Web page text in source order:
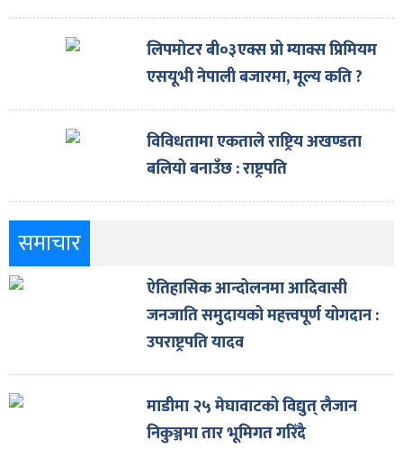
लिपमोटर बी०३एक्स प्रो म्याक्स प्रिमियम
एसयूभी नेपाली बजारमा, मूल्य कति ?
विविधतामा एकताले राष्ट्रिय अखण्डता
बलियो बनाउँछ : राष्ट्रपति
समाचार
ऐतिहासिक आन्दोलनमा आदिवासी
जनजाति समुदायको महत्त्वपूर्ण योगदान :
उपराष्ट्रपति यादव
माडीमा २५ मेघावाटको विद्युत् लैजान
निकुञ्जमा तार भूमिगत गरिँदै